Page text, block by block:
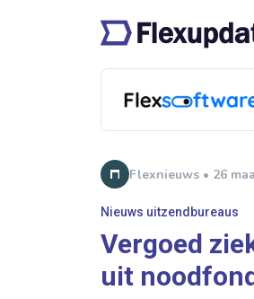
Flexnieuws • 26
Nieuws uitzendbureaus
Vergoed
uit